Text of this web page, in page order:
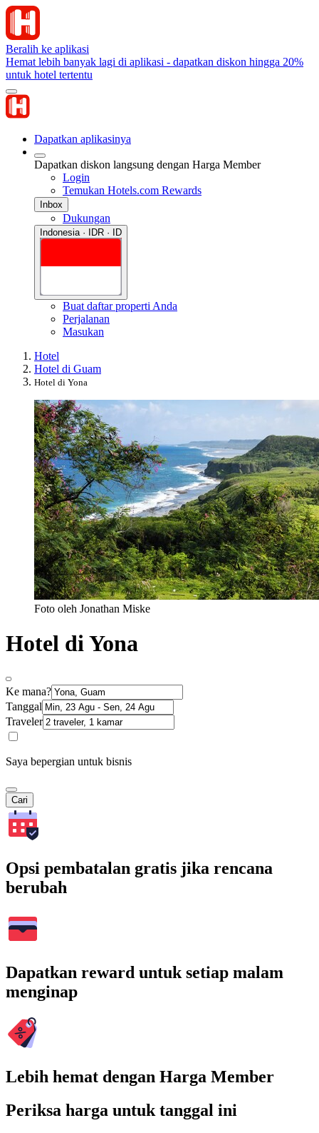
Beralih ke aplikasi
Hemat lebih banyak lagi di aplikasi - dapatkan diskon hingga 20%
untuk hotel tertentu
Dapatkan aplikasinya
Dapatkan diskon langsung dengan Harga Member
Login
Temukan Hotels.com Rewards
Inbox
Dukungan
Indonesia · IDR · ID
Buat daftar properti Anda
Perjalanan
Masukan
Hotel
Hotel di Guam
Hotel di Yona
Foto oleh Jonathan Miske
Hotel di Yona
Ke mana?
Tanggal
Traveler
Saya bepergian untuk bisnis
Cari
Opsi pembatalan gratis jika rencana
berubah
Dapatkan reward untuk setiap malam
menginap
Lebih hemat dengan Harga Member
Periksa harga untuk tanggal ini